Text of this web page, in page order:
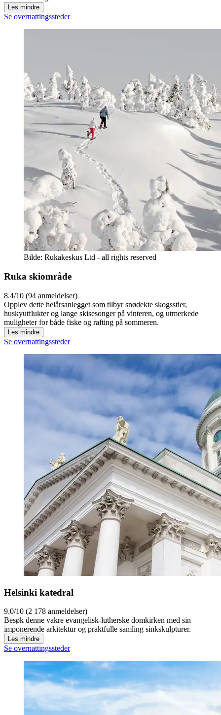
Les mindre
Se overnattingssteder
Bilde: Rukakeskus Ltd - all rights reserved
Ruka skiområde
8.4/10 (94 anmeldelser)
Opplev dette helårsanlegget som tilbyr snødekte skogsstier,
huskyutflukter og lange skisesonger på vinteren, og utmerkede
muligheter for både fiske og rafting på sommeren.
Les mindre
Se overnattingssteder
Helsinki katedral
9.0/10 (2 178 anmeldelser)
Besøk denne vakre evangelisk-lutherske domkirken med sin
imponerende arkitektur og praktfulle samling sinkskulpturer.
Les mindre
Se overnattingssteder